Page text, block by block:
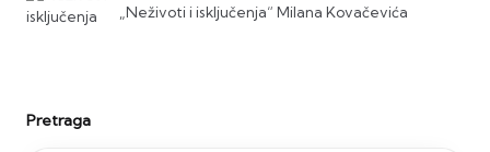
„Neživoti i isključenja“ Milana Kovačevića
Pretraga